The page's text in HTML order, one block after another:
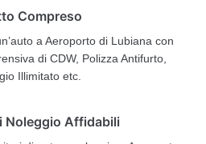
Compreso
a Aeroporto di Lubiana con
di CDW, Polizza Antifurto,
Illimitato etc.
Noleggio Affidabili